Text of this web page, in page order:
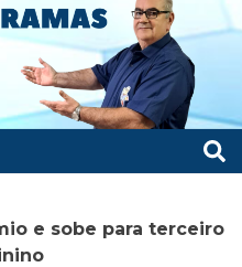
e sobe para terceiro